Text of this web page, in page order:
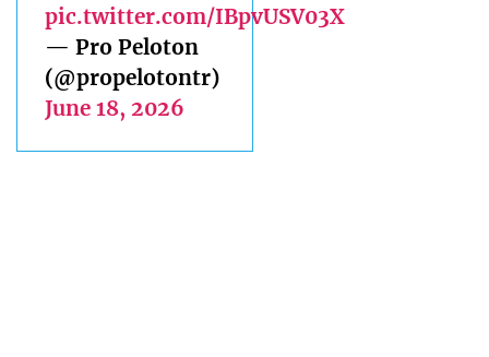
pic.twitter.com/IBpvUSV03X
— Pro Peloton
(@propelotontr)
June 18, 2026